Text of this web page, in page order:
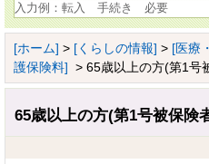
[ホーム] > [くらしの情報] > [医療
護保険料] > 65歳以上の方(第1号
65歳以上の方(第1号被保険